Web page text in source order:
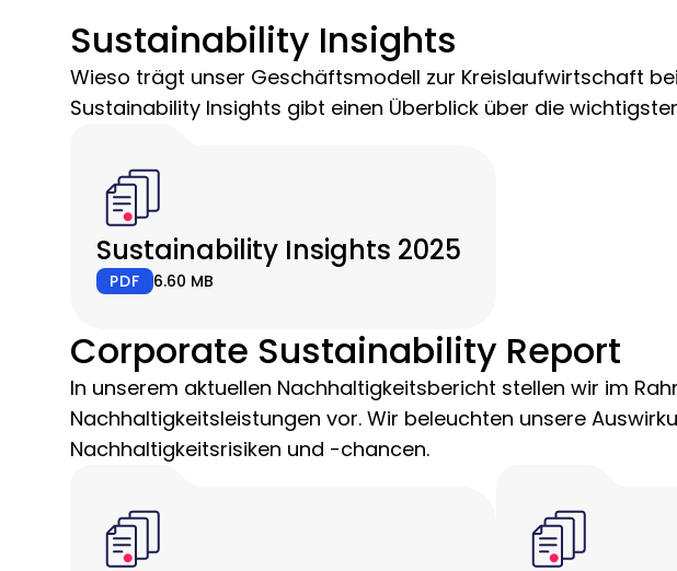
Sustainability Insights
Wieso trägt unser Geschäftsmodell zur Kreislaufwirtschaft
Sustainability Insights gibt einen Überblick über die
Sustainability Insights 2025
PDF 6.60 MB
Corporate Sustainability Report
In unserem aktuellen Nachhaltigkeitsbericht stellen wir im
Nachhaltigkeitsleistungen vor. Wir beleuchten unsere
Nachhaltigkeitsrisiken und -chancen.